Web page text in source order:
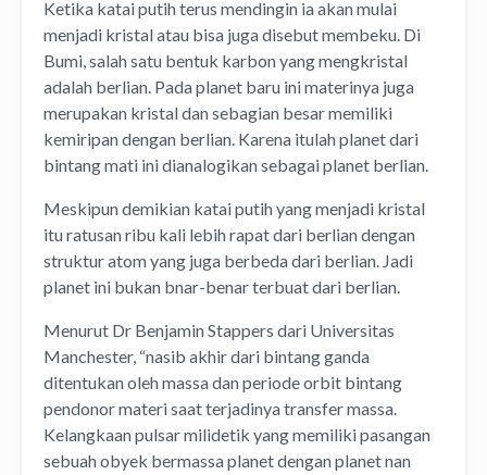
Ketika katai putih terus mendingin ia akan mulai
menjadi kristal atau bisa juga disebut membeku. Di
Bumi, salah satu bentuk karbon yang mengkristal
adalah berlian. Pada planet baru ini materinya juga
merupakan kristal dan sebagian besar memiliki
kemiripan dengan berlian. Karena itulah planet dari
bintang mati ini dianalogikan sebagai planet berlian.
Meskipun demikian katai putih yang menjadi kristal
itu ratusan ribu kali lebih rapat dari berlian dengan
struktur atom yang juga berbeda dari berlian. Jadi
planet ini bukan bnar-benar terbuat dari berlian.
Menurut Dr Benjamin Stappers dari Universitas
Manchester, “nasib akhir dari bintang ganda
ditentukan oleh massa dan periode orbit bintang
pendonor materi saat terjadinya transfer massa.
Kelangkaan pulsar milidetik yang memiliki pasangan
sebuah obyek bermassa planet dengan planet nan